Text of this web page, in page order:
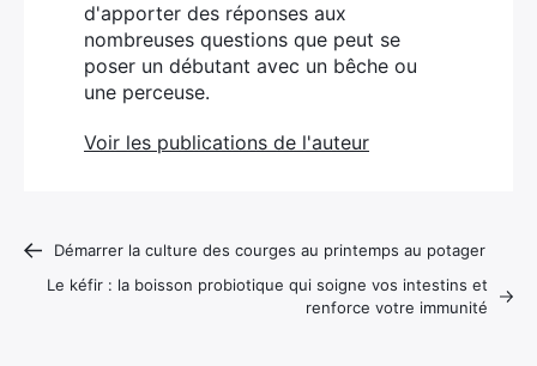
d'apporter des réponses aux
nombreuses questions que peut se
poser un débutant avec un bêche ou
une perceuse.
Voir les publications de l'auteur
Démarrer la culture des courges au printemps au potager
Le kéfir : la boisson probiotique qui soigne vos intestins et
renforce votre immunité